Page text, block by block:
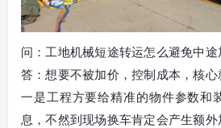
问：工地机械短途转运怎么避免中
答：想要不被加价，控制成本，核
一是工程方要给精准的物件参数和
息，不然到现场换车肯定会产生额